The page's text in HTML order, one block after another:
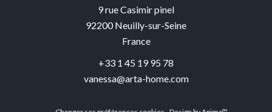
9 rue Casimir pinel
92200Neuilly-sur-Seine
France
+33 1 45 19 95 78
vanessa@arta-home.com